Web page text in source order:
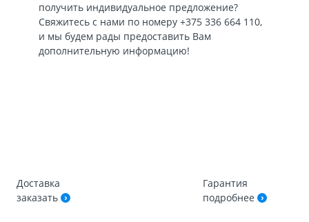
получить индивидуальное предложение?
Свяжитесь с нами по номеру +375 336 664 110,
и мы будем рады предоставить Вам
дополнительную информацию!
Доставка
заказать
Гарантия
подробнее